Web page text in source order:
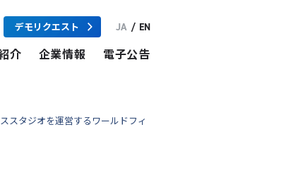
デモリクエスト JA / EN
介 企業情報 電子公告
スタジオを運営するワールドフィ